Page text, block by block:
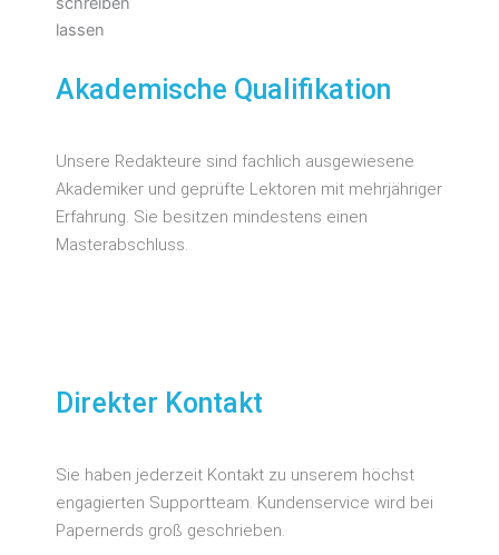
Akademische Qualifikation
Unsere Redakteure sind fachlich ausgewiesene
Akademiker und geprüfte Lektoren mit mehrjähriger
Erfahrung. Sie besitzen mindestens einen
Masterabschluss.
Direkter Kontakt
Sie haben jederzeit Kontakt zu unserem höchst
engagierten Supportteam. Kundenservice wird bei
Papernerds groß geschrieben.